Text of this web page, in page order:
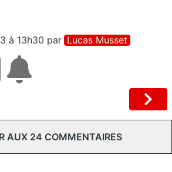
à 13h30 par Lucas Musset
AUX 24 COMMENTAIRES